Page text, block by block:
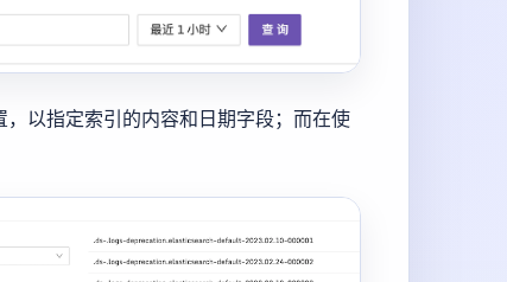
以指定索引的内容和日期字段；而在使